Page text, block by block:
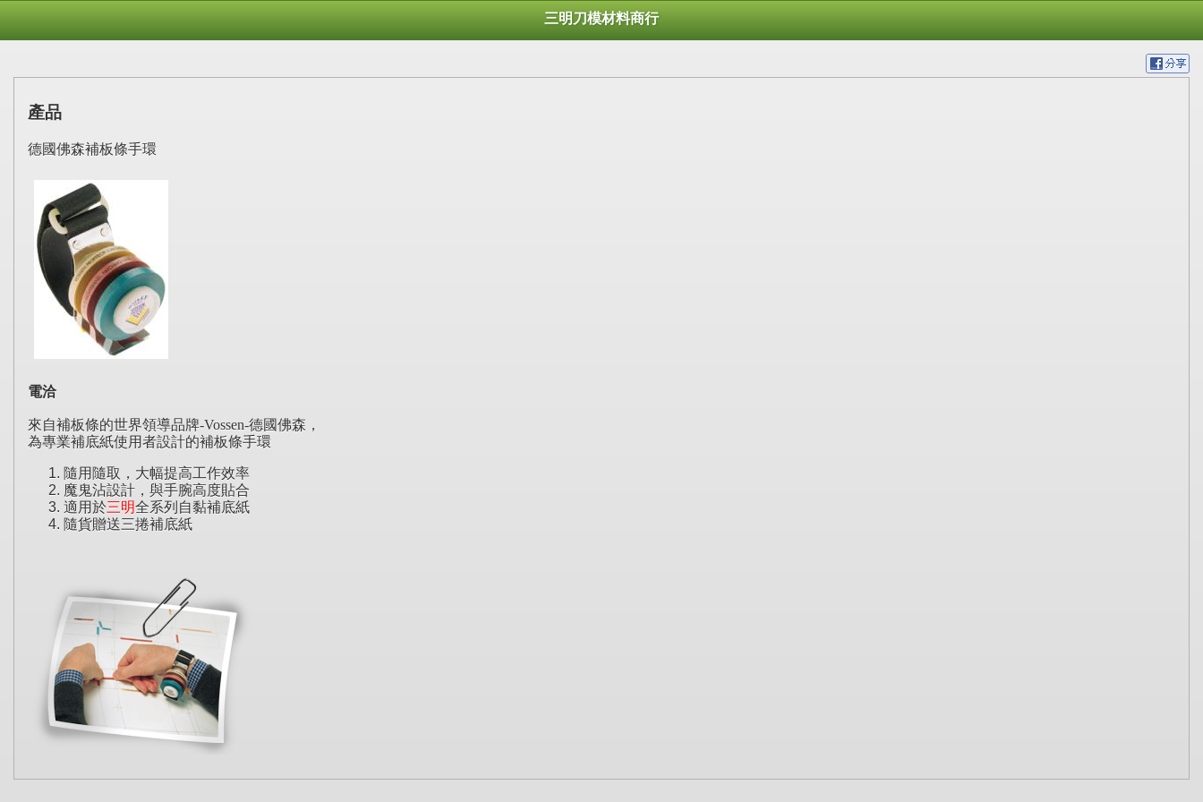
三明刀模材料商行
產品
德國佛森補板條手環
電洽
來自補板條的世界領導品牌-Vossen-德國佛森，
為專業補底紙使用者設計的補板條手環
隨用隨取，大幅提高工作效率
魔鬼沾設計，與手腕高度貼合
適用於三明全系列自黏補底紙
隨貨贈送三捲補底紙